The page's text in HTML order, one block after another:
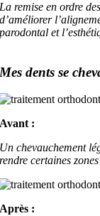
La remise en ordre
d’améliorer
parodontal et
Mes dents se
Avant :
Un chevauchement
rendre certaines
Après :